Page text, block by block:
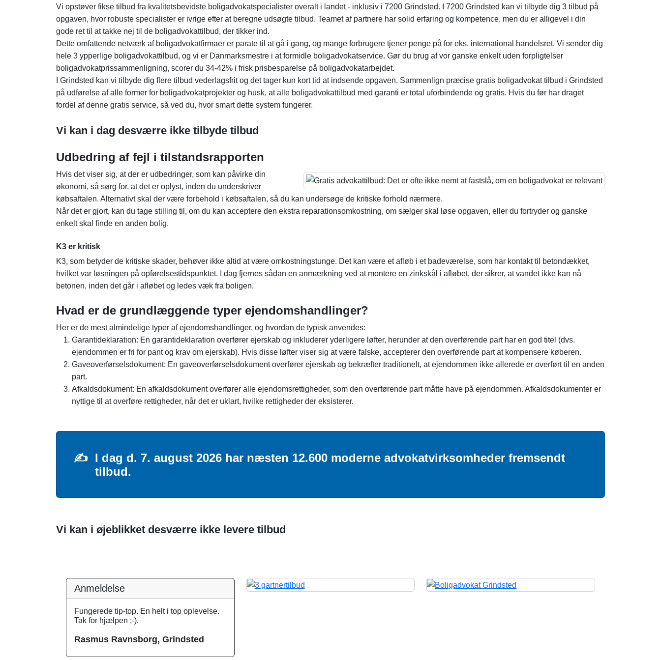
Vi opstøver fikse tilbud fra kvalitetsbevidste boligadvokatspecialister overalt i landet - inklusiv i 7200 Grindsted. I 7200 Grindsted kan vi tilbyde dig 3 tilbud på
opgaven, hvor robuste specialister er ivrige efter at beregne udsøgte tilbud. Teamet af partnere har solid erfaring og kompetence, men du er alligevel i din
gode ret til at takke nej til de boligadvokattilbud, der tikker ind.
Dette omfattende netværk af boligadvokatfirmaer er parate til at gå i gang, og mange forbrugere tjener penge på for eks. international handelsret. Vi sender dig
hele 3 ypperlige boligadvokattilbud, og vi er Danmarksmestre i at formidle boligadvokatservice. Gør du brug af vor ganske enkelt uden forpligtelser
boligadvokatprissammenligning, scorer du 34-42% i frisk prisbesparelse på boligadvokatarbejdet.
I Grindsted kan vi tilbyde dig flere tilbud vederlagsfrit og det tager kun kort tid at indsende opgaven. Sammenlign præcise gratis boligadvokat tilbud i Grindsted
på udførelse af alle former for boligadvokatprojekter og husk, at alle boligadvokattilbud med garanti er total uforbindende og gratis. Hvis du før har draget
fordel af denne gratis service, så ved du, hvor smart dette system fungerer.
Vi kan i dag desværre ikke tilbyde tilbud
Udbedring af fejl i tilstandsrapporten
Hvis det viser sig, at der er udbedringer, som kan påvirke din
økonomi, så sørg for, at det er oplyst, inden du underskriver
købsaftalen. Alternativt skal der være forbehold i købsaftalen, så du kan undersøge de kritiske forhold nærmere.
Når det er gjort, kan du tage stilling til, om du kan acceptere den ekstra reparationsomkostning, om sælger skal løse opgaven, eller du fortryder og ganske
enkelt skal finde en anden bolig.
K3 er kritisk
K3, som betyder de kritiske skader, behøver ikke altid at være omkostningstunge. Det kan være et afløb i et badeværelse, som har kontakt til betondækket,
hvilket var løsningen på opførelsestidspunktet. I dag fjernes sådan en anmærkning ved at montere en zinkskål i afløbet, der sikrer, at vandet ikke kan nå
betonen, inden det går i afløbet og ledes væk fra boligen.
Hvad er de grundlæggende typer ejendomshandlinger?
Her er de mest almindelige typer af ejendomshandlinger, og hvordan de typisk anvendes:
Garantideklaration: En garantideklaration overfører ejerskab og inkluderer yderligere løfter, herunder at den overførende part har en god titel (dvs.
ejendommen er fri for pant og krav om ejerskab). Hvis disse løfter viser sig at være falske, accepterer den overførende part at kompensere køberen.
Gaveoverførselsdokument: En gaveoverførselsdokument overfører ejerskab og bekræfter traditionelt, at ejendommen ikke allerede er overført til en anden
part.
Afkaldsdokument: En afkaldsdokument overfører alle ejendomsrettigheder, som den overførende part måtte have på ejendommen. Afkaldsdokumenter er
nyttige til at overføre rettigheder, når det er uklart, hvilke rettigheder der eksisterer.
✍️ I dag d. 7. august 2026 har næsten 12.600 moderne advokatvirksomheder fremsendt
tilbud.
Vi kan i øjeblikket desværre ikke levere tilbud
Anmeldelse
Fungerede tip-top. En helt i top oplevelse.
Tak for hjælpen ;-).
Rasmus Ravnsborg, Grindsted